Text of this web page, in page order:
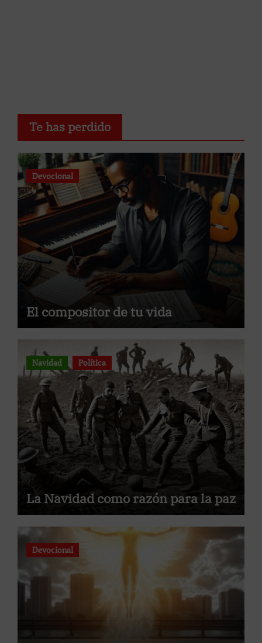
Te has perdido
Devocional
El compositor de tu vida
Navidad Política
La Navidad como razón para la paz
Devocional